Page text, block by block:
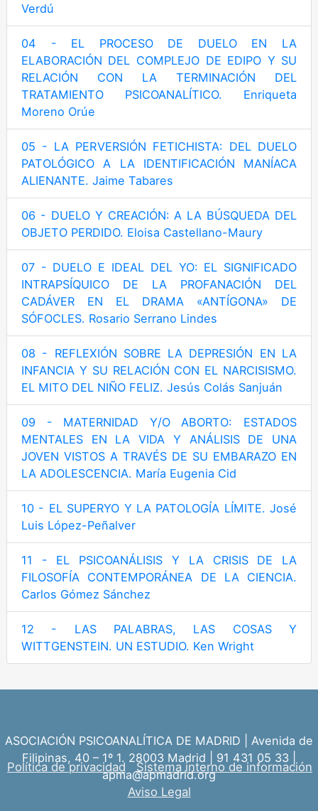
Verdú
04 - EL PROCESO DE DUELO EN LA
ELABORACIÓN DEL COMPLEJO DE EDIPO Y SU
RELACIÓN CON LA TERMINACIÓN DEL
TRATAMIENTO PSICOANALÍTICO. Enriqueta
Moreno Orúe
05 - LA PERVERSIÓN FETICHISTA: DEL DUELO
PATOLÓGICO A LA IDENTIFICACIÓN MANÍACA
ALIENANTE. Jaime Tabares
06 - DUELO Y CREACIÓN: A LA BÚSQUEDA DEL
OBJETO PERDIDO. Eloisa Castellano-Maury
07 - DUELO E IDEAL DEL YO: EL SIGNIFICADO
INTRAPSÍQUICO DE LA PROFANACIÓN DEL
CADÁVER EN EL DRAMA «ANTÍGONA» DE
SÓFOCLES. Rosario Serrano Lindes
08 - REFLEXIÓN SOBRE LA DEPRESIÓN EN LA
INFANCIA Y SU RELACIÓN CON EL NARCISISMO.
EL MITO DEL NIÑO FELIZ. Jesús Colás Sanjuán
09 - MATERNIDAD Y/O ABORTO: ESTADOS
MENTALES EN LA VIDA Y ANÁLISIS DE UNA
JOVEN VISTOS A TRAVÉS DE SU EMBARAZO EN
LA ADOLESCENCIA. María Eugenia Cid
10 - EL SUPERYO Y LA PATOLOGÍA LÍMITE. José
Luis López-Peñalver
11 - EL PSICOANÁLISIS Y LA CRISIS DE LA
FILOSOFÍA CONTEMPORÁNEA DE LA CIENCIA.
Carlos Gómez Sánchez
12 - LAS PALABRAS, LAS COSAS Y
WITTGENSTEIN. UN ESTUDIO. Ken Wright
ASOCIACIÓN PSICOANALÍTICA DE MADRID | Avenida de
Filipinas, 40 – 1º 1. 28003 Madrid | 91 431 05 33 |
apma@apmadrid.org
Aviso Legal
Política de privacidad Sistema interno de información